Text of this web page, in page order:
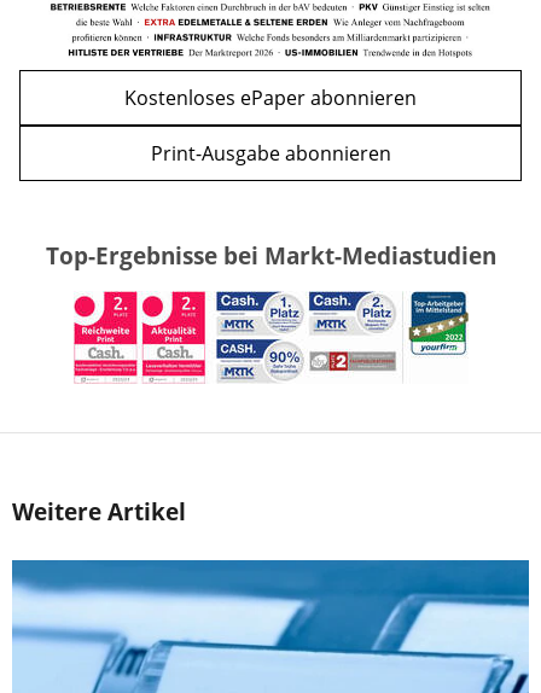
Kostenloses ePaper abonnieren
Print-Ausgabe abonnieren
Top-Ergebnisse bei Markt-Mediastudien
Weitere Artikel